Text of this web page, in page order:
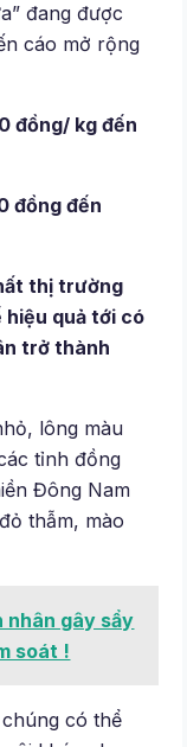
đang được
cáo mở rộng
đồng/ kg đến
đồng đến
thị trường
hiệu quả tới có
trở thành
lông màu
tỉnh đồng
Đông Nam
thẫm, mào
nhân gây sẩy
soát !
có thể